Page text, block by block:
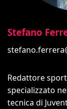
Stefano
Redattore
specializzato
tecnica di